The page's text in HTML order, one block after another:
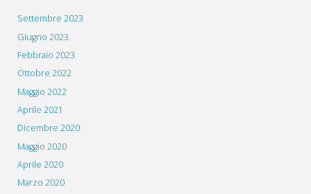
Settembre 2023
Giugno 2023
Febbraio 2023
Ottobre 2022
Maggio 2022
Aprile 2021
Dicembre 2020
Maggio 2020
Aprile 2020
Marzo 2020